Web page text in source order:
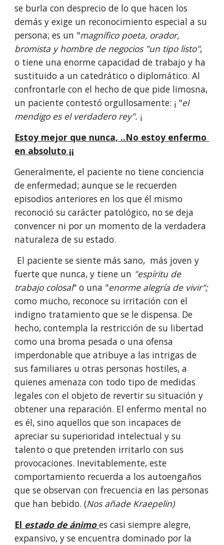
se burla con desprecio de lo que hacen los
demás y exige un reconocimiento especial a su
persona; es un "magnífico poeta, orador,
bromista y hombre de negocios "un tipo listo",
o tiene una enorme capacidad de trabajo y ha
sustituido a un catedrático o diplomático. Al
confrontarle con el hecho de que pide limosna,
un paciente contestó orgullosamente: ¡ "el
mendigo es el verdadero rey". ¡
Estoy mejor que nunca, ..No estoy enfermo
en absoluto ¡¡
Generalmente, el paciente no tiene conciencia
de enfermedad; aunque se le recuerden
episodios anteriores en los que él mismo
reconoció su carácter patológico, no se deja
convencer ni por un momento de la verdadera
natu­raleza de su estado.
fuerte que nunca, y tiene un "espíritu de
trabajo colosal" o una "enorme alegría de vivir";
como mucho, reconoce su irritación con el
indigno tratamiento que se le dispensa. De
hecho, contempla la restricción de su libertad
como una broma pesada o una ofensa
imperdonable que atribuye a las intrigas de
sus familiares u otras personas hostiles, a
quienes amenaza con todo tipo de medidas
legales con el objeto de revertir su situación y
obtener una reparación. El enfermo mental no
es él, sino aquellos que son incapaces de
apreciar su superiori­dad intelectual y su
talento o que pretenden irritarlo con sus
provocaciones. Inevitablemente, este
comportamiento recuerda a los autoengaños
que se observan con frecuencia en las personas
que han bebido. (Nos añade Kraepelin)
El estado de ánimo es casi siempre alegre,
expansivo, y se encuentra domi­nado por la